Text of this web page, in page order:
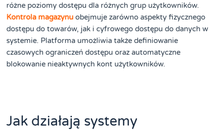
różne poziomy dostępu dla różnych grup użytkowników.
Kontrola magazynu obejmuje zarówno aspekty fizycznego
dostępu do towarów, jak i cyfrowego dostępu do danych w
systemie. Platforma umożliwia także definiowanie
czasowych ograniczeń dostępu oraz automatyczne
blokowanie nieaktywnych kont użytkowników.
Jak działają systemy